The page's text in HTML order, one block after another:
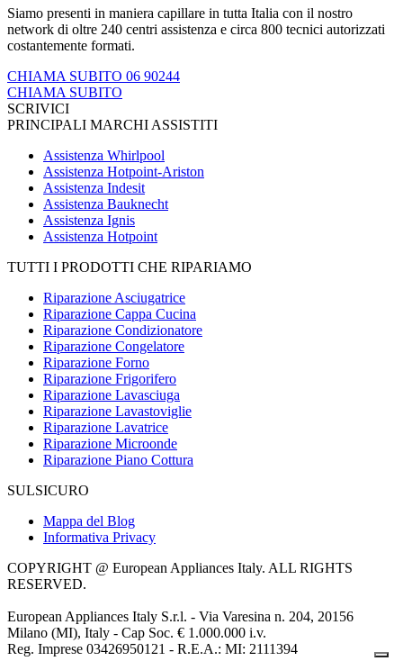
Siamo presenti in maniera capillare in tutta Italia con il nostro
network di oltre 240 centri assistenza e circa 800 tecnici autorizzati
costantemente formati.
CHIAMA SUBITO 06 90244
CHIAMA SUBITO
SCRIVICI
PRINCIPALI MARCHI ASSISTITI
Assistenza Whirlpool
Assistenza Hotpoint-Ariston
Assistenza Indesit
Assistenza Bauknecht
Assistenza Ignis
Assistenza Hotpoint
TUTTI I PRODOTTI CHE RIPARIAMO
Riparazione Asciugatrice
Riparazione Cappa Cucina
Riparazione Condizionatore
Riparazione Congelatore
Riparazione Forno
Riparazione Frigorifero
Riparazione Lavasciuga
Riparazione Lavastoviglie
Riparazione Lavatrice
Riparazione Microonde
Riparazione Piano Cottura
SULSICURO
Mappa del Blog
Informativa Privacy
COPYRIGHT @ European Appliances Italy. ALL RIGHTS
RESERVED.
European Appliances Italy S.r.l. - Via Varesina n. 204, 20156
Milano (MI), Italy - Cap Soc. € 1.000.000 i.v.
Reg. Imprese 03426950121 - R.E.A.: MI: 2111394